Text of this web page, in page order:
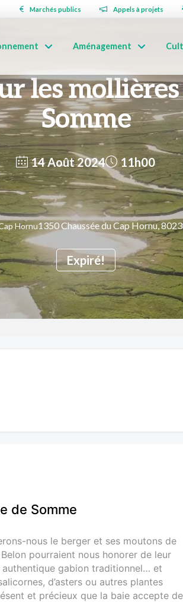
Marchés publics Appels à projets
Aménagement
les mollières
Somme
14 Août 2024
Expiré!
11h00
Hornu1350 Chaussée du Cap Hornu,
de Somme
nous le berger et ses moutons de
pourraient nous honorer de leur
gabion traditionnel… et
d’asters ou autres plantes
et précieux que la baie accepte de